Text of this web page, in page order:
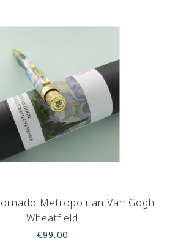
Metropolitan Van Gogh
Wheatfield
€99,00